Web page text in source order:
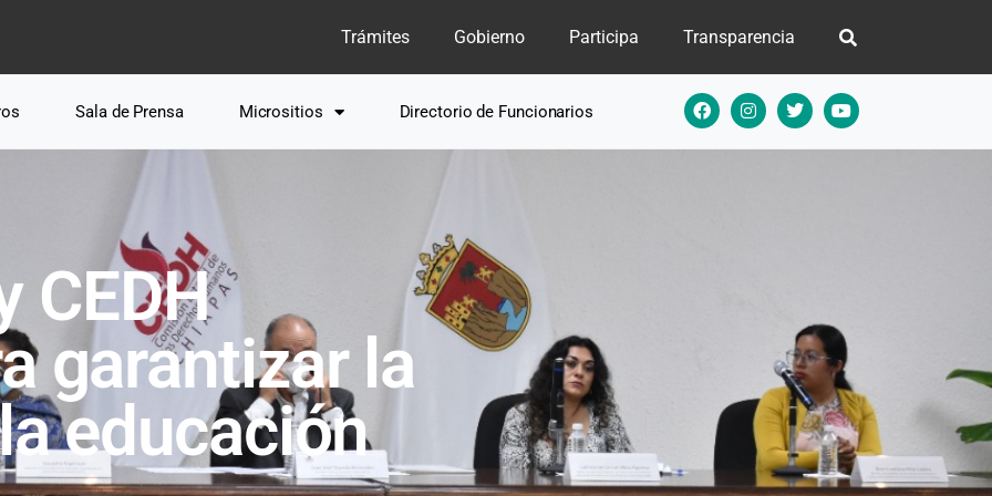
Trámites Gobierno Participa Transparencia
Sala de Prensa Micrositios Directorio de Funcionarios
CEDH
garantizar la
educación